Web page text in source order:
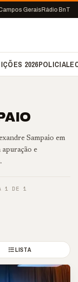
Gerais Rádio BnT
2026POLICIAL
Sampaio em
apuração e
1 DE 1
LISTA